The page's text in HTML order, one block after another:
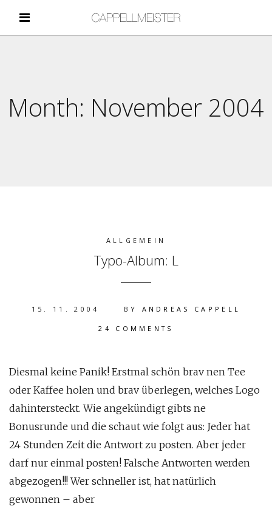
Month: November 2004
ALLGEMEIN
Typo-Album: L
15. 11. 2004 BY ANDREAS CAPPELL
24 COMMENTS
Diesmal keine Panik! Erstmal schön brav nen Tee
oder Kaffee holen und brav überlegen, welches Logo
dahintersteckt. Wie angekündigt gibts ne
Bonusrunde und die schaut wie folgt aus: Jeder hat
24 Stunden Zeit die Antwort zu posten. Aber jeder
darf nur einmal posten! Falsche Antworten werden
abgezogen!!! Wer schneller ist, hat natürlich
gewonnen – aber